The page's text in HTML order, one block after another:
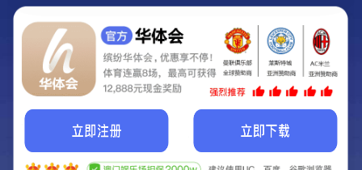
Hey Guys!
我们即将上线啦...
我们的网站正在建设.
它将是非常棒的网站.